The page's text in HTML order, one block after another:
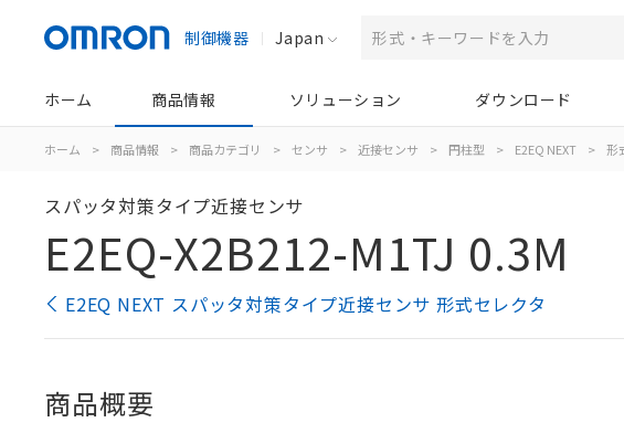
制御機器 Japan
ホーム 商品情報 ソリューション ダウンロード
ホーム > 商品情報 > 商品カテゴリ > センサ > 近接センサ > 円柱型 > E2EQ NEXT > 形
スパッタ対策タイプ近接センサ
E2EQ-X2B212-M1TJ 0.3M
E2EQ NEXT スパッタ対策タイプ近接センサ 形式セレクタ
商品概要